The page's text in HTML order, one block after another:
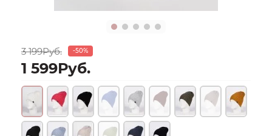
3 199Руб. -50%
1 599Руб.